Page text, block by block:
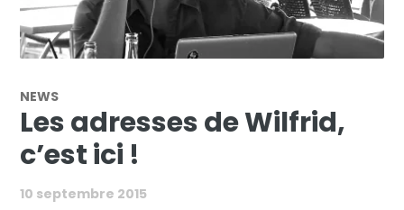
NEWS
Les adresses de Wilfrid,
c’est ici !
10 septembre 2015